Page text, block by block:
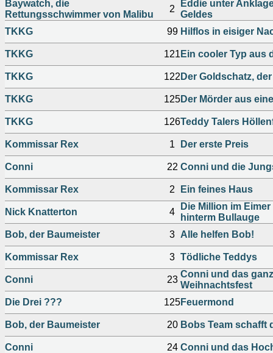
Baywatch, die
Rettungsschwimmer von Malibu
2
Eddie unter
Geldes
TKKG
99 Hilflos in eisiger
TKKG 121 Ein cooler Typ aus
TKKG 122 Der Goldschatz,
TKKG 125Der Mörder aus
TKKG 126Teddy Talers
Kommissar Rex 1 Der erste Preis
Conni 22 Conni und die
Kommissar Rex 2 Ein feines Haus
Nick Knatterton 4
Die Million im
hinterm Bullauge
Bob, der Baumeister
3 Alle helfen Bob!
Kommissar Rex 3 Tödliche Teddys
Conni 23
Conni und das
Weihnachtsfest
Die Drei ???
125Feuermond
Bob, der Baumeister 20 Bobs Team schafft
Conni 24 Conni und das